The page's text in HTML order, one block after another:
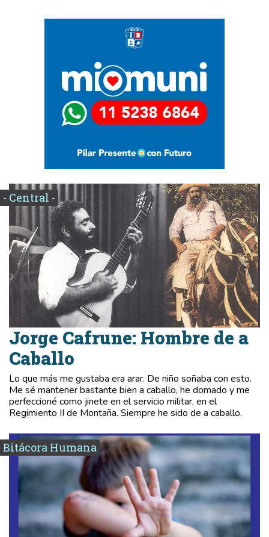
- Central -
Jorge Cafrune: Hombre de a
Caballo
Lo que más me gustaba era arar. De niño soñaba con esto.
Me sé mantener bastante bien a caballo, he domado y me
perfeccioné como jinete en el servicio militar, en el
Regimiento II de Montaña. Siempre he sido de a caballo.
Bitácora Humana